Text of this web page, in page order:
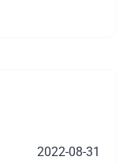
2022-08-31